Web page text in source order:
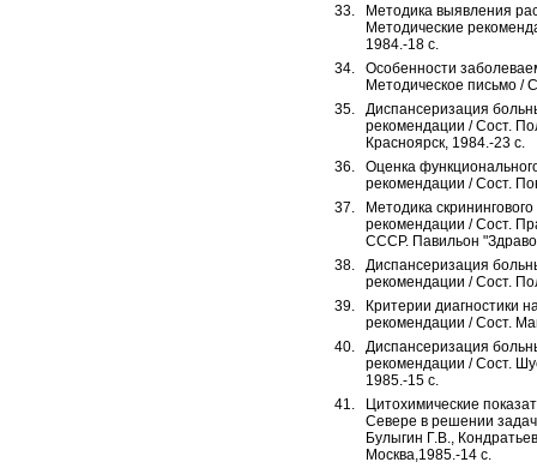
Методика выявления
Методические
1984.-18 с.
Особенности
Методическое письмо /
Диспансеризация
рекомендации / Сост.
Красноярск, 1984.-23 с.
Оценка
рекомендации / Сост.
Методика
рекомендации / Сост.
СССР. Павильон
Диспансеризация
рекомендации / Сост.
Критерии диагностики
рекомендации / Сост.
Диспансеризация
рекомендации / Сост.
1985.-15 с.
Цитохимические
Севере в решении
Булыгин Г.В.,
Москва,1985.-14 с.